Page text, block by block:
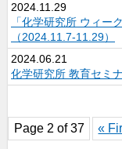
2024.11.29
「化学研究所 ウィー
（2024.11.7-11.29）
2024.06.21
化学研究所 教育セミ
Page 2 of 37 «